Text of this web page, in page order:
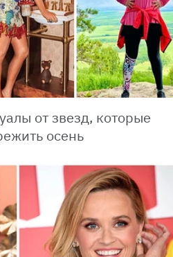
от звезд, которые
осень